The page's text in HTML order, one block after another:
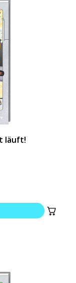
läuft!